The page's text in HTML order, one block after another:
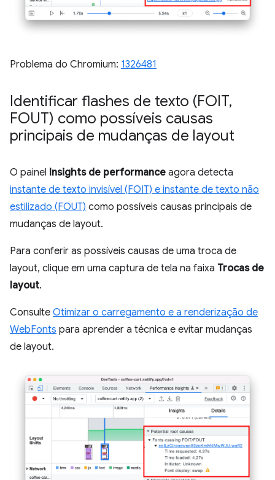
Problema do Chromium: 1326481
Identificar flashes de texto (FOIT,
FOUT) como possíveis causas
principais de mudanças de layout
O painel Insights de performance agora detecta
instante de texto invisível (FOIT) e instante de texto não
estilizado (FOUT) como possíveis causas principais de
mudanças de layout.
Para conferir as possíveis causas de uma troca de
layout, clique em uma captura de tela na faixa Trocas de
layout.
Consulte Otimizar o carregamento e a renderização de
WebFonts para aprender a técnica e evitar mudanças
de layout.